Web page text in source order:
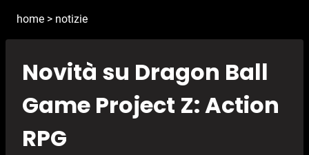
home > notizie
Novità su Dragon Ball
Game Project Z: Action
RPG